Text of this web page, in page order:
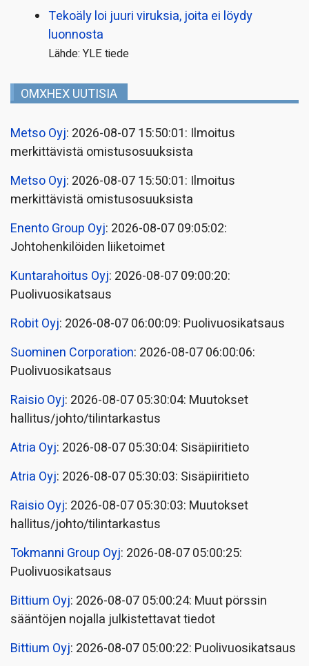
Tekoäly loi juuri viruksia, joita ei löydy
luonnosta
Lähde: YLE tiede
OMXHEX UUTISIA
Metso Oyj: 2026-08-07 15:50:01: Ilmoitus
merkittävistä omistusosuuksista
Metso Oyj: 2026-08-07 15:50:01: Ilmoitus
merkittävistä omistusosuuksista
Enento Group Oyj: 2026-08-07 09:05:02:
Johtohenkilöiden liiketoimet
Kuntarahoitus Oyj: 2026-08-07 09:00:20:
Puolivuosikatsaus
Robit Oyj: 2026-08-07 06:00:09: Puolivuosikatsaus
Suominen Corporation: 2026-08-07 06:00:06:
Puolivuosikatsaus
Raisio Oyj: 2026-08-07 05:30:04: Muutokset
hallitus/johto/tilintarkastus
Atria Oyj: 2026-08-07 05:30:04: Sisäpiiritieto
Atria Oyj: 2026-08-07 05:30:03: Sisäpiiritieto
Raisio Oyj: 2026-08-07 05:30:03: Muutokset
hallitus/johto/tilintarkastus
Tokmanni Group Oyj: 2026-08-07 05:00:25:
Puolivuosikatsaus
Bittium Oyj: 2026-08-07 05:00:24: Muut pörssin
sääntöjen nojalla julkistettavat tiedot
Bittium Oyj: 2026-08-07 05:00:22: Puolivuosikatsaus